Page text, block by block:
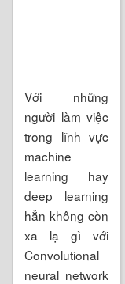
Với những
người làm việc
trong lĩnh vực
machine
learning hay
deep learning
hẳn không còn
xa lạ gì với
Convolutional
neural network